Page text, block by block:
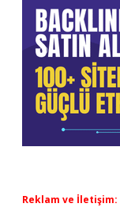
Reklam ve İletişim: